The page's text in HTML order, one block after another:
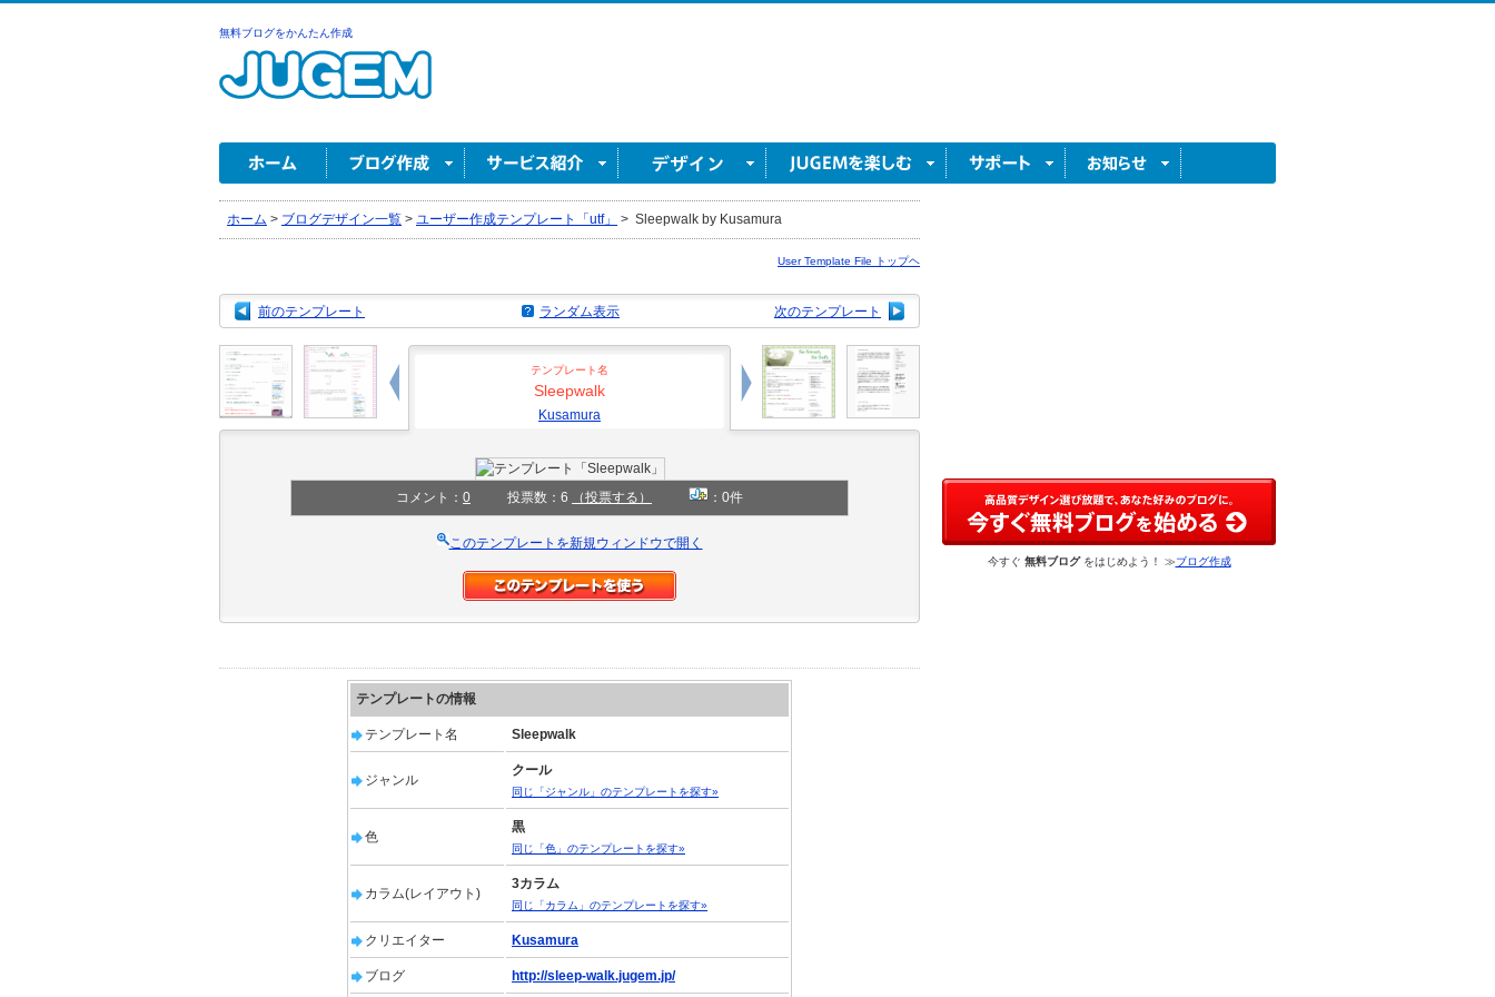
無料ブログをかんたん作成
ホーム > ブログデザイン一覧 > ユーザー作成テンプレート「utf」 > Sleepwalk by Kusamura
User Template File トップヘ
前のテンプレート 次のテンプレート
ランダム表示
テンプレート名
Sleepwalk
Kusamura
コメント： 0 投票数：6 （投票する） ：0件
このテンプレートを新規ウィンドウで開く
テンプレートの情報
テンプレート名 Sleepwalk
ジャンル
クール
同じ「ジャンル」のテンプレートを探す»
色
黒
同じ「色」のテンプレートを探す»
カラム(レイアウト)
3カラム
同じ「カラム」のテンプレートを探す»
クリエイター Kusamura
ブログ http://sleep-walk.jugem.jp/
今すぐ 無料ブログをはじめよう！ ≫ブログ作成